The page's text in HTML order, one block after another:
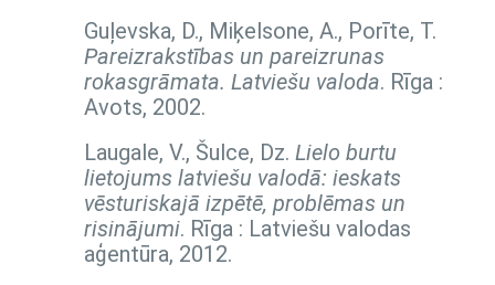
Guļevska, D., Miķelsone, A., Porīte, T.
Pareizrakstības un pareizrunas
rokasgrāmata. Latviešu valoda. Rīga :
Avots, 2002.
Laugale, V., Šulce, Dz. Lielo burtu
lietojums latviešu valodā: ieskats
vēsturiskajā izpētē, problēmas un
risinājumi. Rīga : Latviešu valodas
aģentūra, 2012.